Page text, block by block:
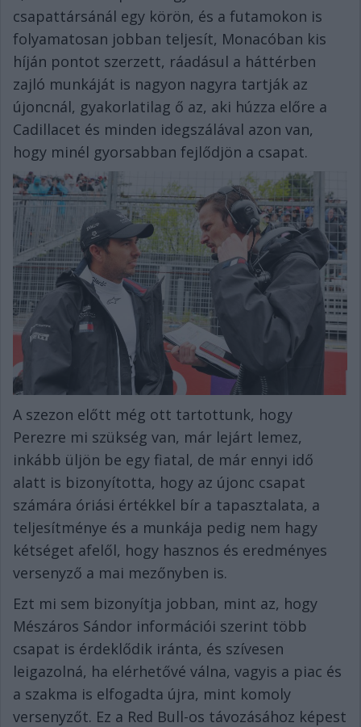
csapattársánál egy körön, és a futamokon is
folyamatosan jobban teljesít, Monacóban kis
híján pontot szerzett, ráadásul a háttérben
zajló munkáját is nagyon nagyra tartják az
újoncnál, gyakorlatilag ő az, aki húzza előre a
Cadillacet és minden idegszálával azon van,
hogy minél gyorsabban fejlődjön a csapat.
A szezon előtt még ott tartottunk, hogy
Perezre mi szükség van, már lejárt lemez,
inkább üljön be egy fiatal, de már ennyi idő
alatt is bizonyította, hogy az újonc csapat
számára óriási értékkel bír a tapasztalata, a
teljesítménye és a munkája pedig nem hagy
kétséget afelől, hogy hasznos és eredményes
versenyző a mai mezőnyben is.
Ezt mi sem bizonyítja jobban, mint az, hogy
Mészáros Sándor információi szerint több
csapat is érdeklődik iránta, és szívesen
leigazolná, ha elérhetővé válna, vagyis a piac és
a szakma is elfogadta újra, mint komoly
versenyzőt. Ez a Red Bull-os távozásához képest